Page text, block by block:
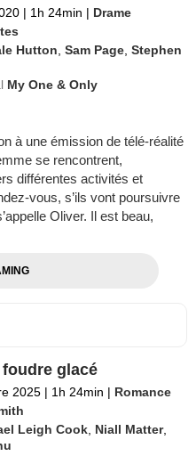
| 1h 24min | Drame
Hutton ,Sam Page ,Stephen
My One & Only
à une émission de télé-réalité
se rencontrent,
différentes activités et
vous, s’ils vont poursuivre
Oliver. Il est beau,
glacé
2025 | 1h 24min | Romance
Leigh Cook Niall Matter,